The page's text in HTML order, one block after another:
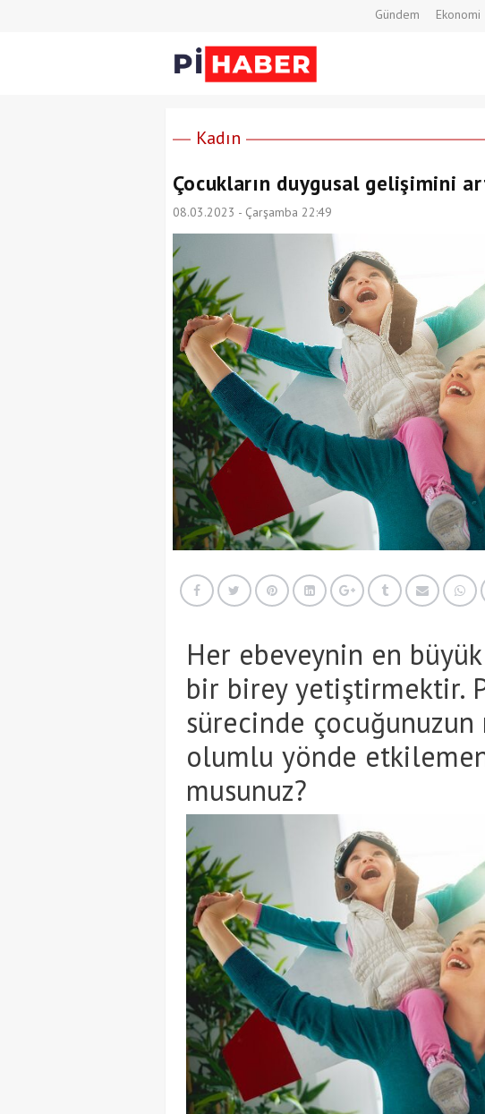
Gündem Ekonomi
Kadın
Çocukların duygusal gelişimini
08.03.2023 - Çarşamba 22:49
Her ebeveynin en büyük
bir birey yetiştirmektir.
sürecinde çocuğunuzun
olumlu yönde
musunuz?